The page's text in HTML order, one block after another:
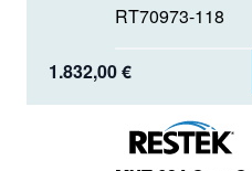
RT70973-118
1.832,00 €